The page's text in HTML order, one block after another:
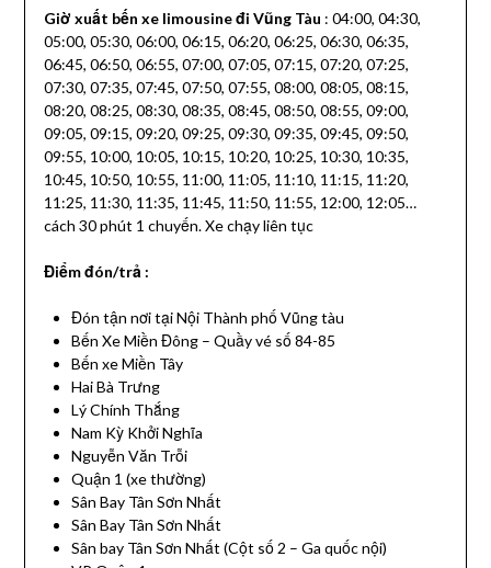
Giờ xuất bến xe limousine đi Vũng Tàu : 04:00, 04:30,
05:00, 05:30, 06:00, 06:15, 06:20, 06:25, 06:30, 06:35,
06:45, 06:50, 06:55, 07:00, 07:05, 07:15, 07:20, 07:25,
07:30, 07:35, 07:45, 07:50, 07:55, 08:00, 08:05, 08:15,
08:20, 08:25, 08:30, 08:35, 08:45, 08:50, 08:55, 09:00,
09:05, 09:15, 09:20, 09:25, 09:30, 09:35, 09:45, 09:50,
09:55, 10:00, 10:05, 10:15, 10:20, 10:25, 10:30, 10:35,
10:45, 10:50, 10:55, 11:00, 11:05, 11:10, 11:15, 11:20,
11:25, 11:30, 11:35, 11:45, 11:50, 11:55, 12:00, 12:05…
cách 30 phút 1 chuyến. Xe chạy liên tục
Điểm đón/trả :
Đón tận nơi tại Nội Thành phố Vũng tàu
Bến Xe Miền Đông – Quầy vé số 84-85
Bến xe Miền Tây
Hai Bà Trưng
Lý Chính Thắng
Nam Kỳ Khởi Nghĩa
Nguyễn Văn Trỗi
Quận 1 (xe thường)
Sân Bay Tân Sơn Nhất
Sân Bay Tân Sơn Nhất
Sân bay Tân Sơn Nhất (Cột số 2 – Ga quốc nội)